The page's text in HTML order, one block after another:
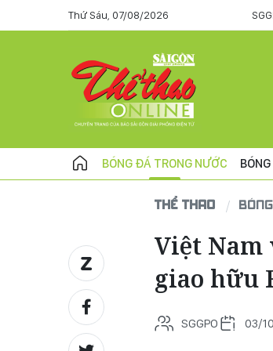
Thứ Sáu, 07/08/2026
BÓNG ĐÁ TRONG NƯỚC
THỂ THAO
Việt Nam
giao hữu
SGGPO 03/